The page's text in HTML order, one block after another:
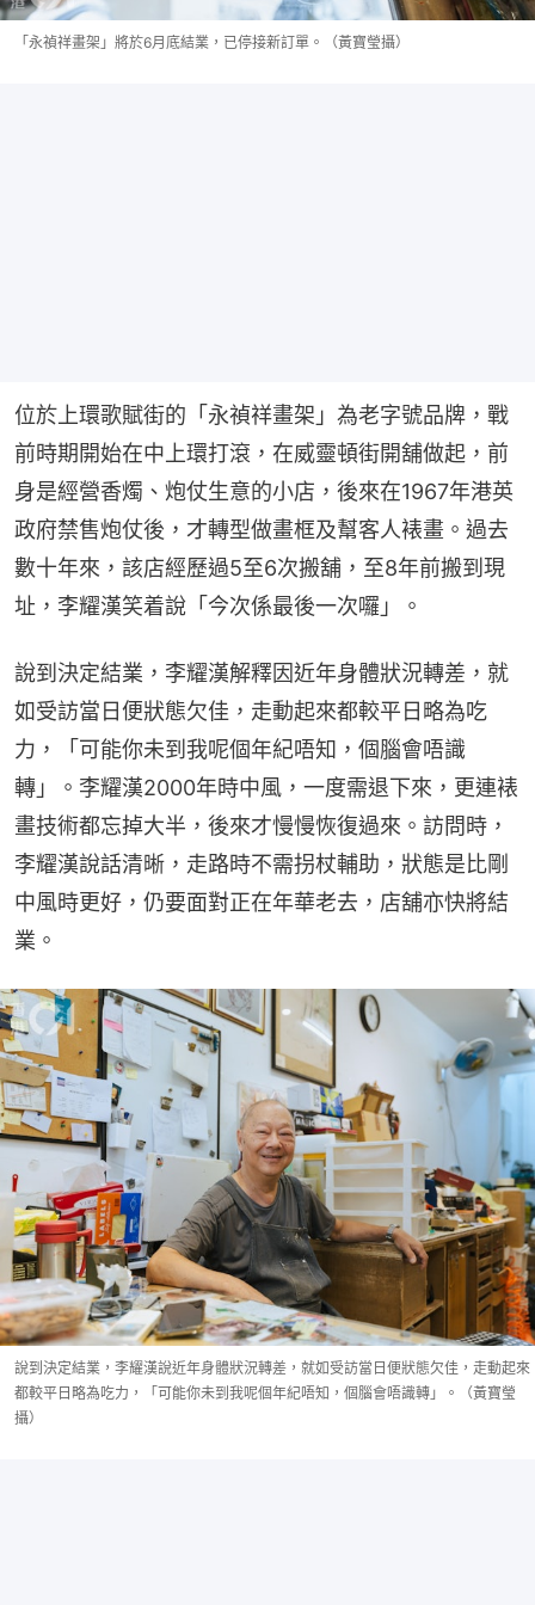
「永禎祥畫架」將於6月底結業，已停接新訂單。（黃寶瑩攝）
位於上環歌賦街的「永禎祥畫架」為老字號品牌，戰
前時期開始在中上環打滾，在威靈頓街開舖做起，前
身是經營香燭、炮仗生意的小店，後來在1967年港英
政府禁售炮仗後，才轉型做畫框及幫客人裱畫。過去
數十年來，該店經歷過5至6次搬舖，至8年前搬到現
址，李耀漢笑着說「今次係最後一次囉」。
說到決定結業，李耀漢解釋因近年身體狀況轉差，就
如受訪當日便狀態欠佳，走動起來都較平日略為吃
力，「可能你未到我呢個年紀唔知，個腦會唔識
轉」。李耀漢2000年時中風，一度需退下來，更連裱
畫技術都忘掉大半，後來才慢慢恢復過來。訪問時，
李耀漢說話清晰，走路時不需拐杖輔助，狀態是比剛
中風時更好，仍要面對正在年華老去，店舖亦快將結
業。
說到決定結業，李耀漢說近年身體狀況轉差，就如受訪當日便狀態欠佳，走動起來
都較平日略為吃力，「可能你未到我呢個年紀唔知，個腦會唔識轉」。（黃寶瑩
攝）